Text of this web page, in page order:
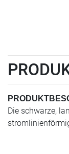
Die schwarze,